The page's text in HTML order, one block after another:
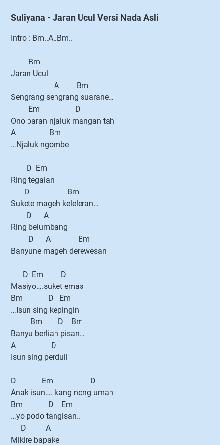
Suliyana - Jaran Ucul Versi Nada Asli
Intro : Bm..A..Bm..
Bm
Jaran Ucul
A Bm
Sengrang sengrang suarane…
Em D
Ono paran njaluk mangan tah
A Bm
…Njaluk ngombe
D Em
Ring tegalan
D Bm
Sukete mageh keleleran…
D A
Ring belumbang
D A Bm
Banyune mageh derewesan
D Em D
Masiyo….suket emas
Bm D Em
…Isun sing kepingin
Bm D Bm
Banyu berlian pisan…
A D
Isun sing perduli
D Em D
Anak isun…. kang nong umah
Bm D Em
…yo podo tangisan..
D A
Mikire bapake